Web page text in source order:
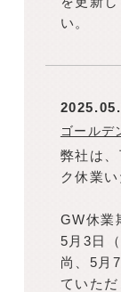
い。
ゴールデ
弊社は
ク休業い
GW休業
5月3日
尚、5月
ていただ